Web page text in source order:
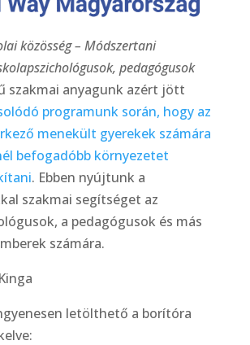
közösség – Módszertani
pedagógusok
szakmai anyagunk azért jött
programunk során, hogy az
menekült gyerekek számára
befogadóbb környezetet
. Ebben nyújtunk a
szakmai segítséget az
a pedagógusok és más
számára.
letölthető a borítóra